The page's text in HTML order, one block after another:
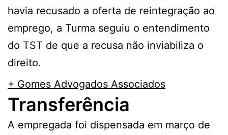
havia recusado a oferta de reintegração ao
emprego, a Turma seguiu o entendimento
do TST de que a recusa não inviabiliza o
direito.
+ Gomes Advogados Associados
Transferência
A empregada foi dispensada em março de